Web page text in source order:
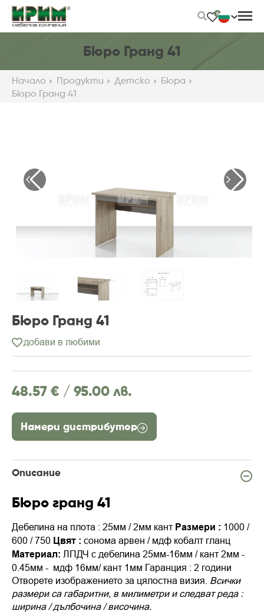
Skip
Main
0
Бюро Гранд 41
Начало Продукти Детскo
Бюра
Бюро Гранд 41
Бюро Гранд 41
добави в любими
48.57 € / 95.00 лв.
Намери дистрибутор
Описание
Бюро гранд 41
Дебелина на плота : 25мм / 2мм кант Размери : 1000 /
600 / 750 Цвят : сонома арвен / мдф кобалт гланц
Материал: ЛПДЧ с дебелина 25мм-16мм / кант 2мм -
0.45мм - мдф 16мм/ кант 1мм Гаранция : 2 години
Отворете изображението за цялостна визия. Всички
размери са габаритни, в милиметри и следват реда :
ширина / дълбочина / височина.